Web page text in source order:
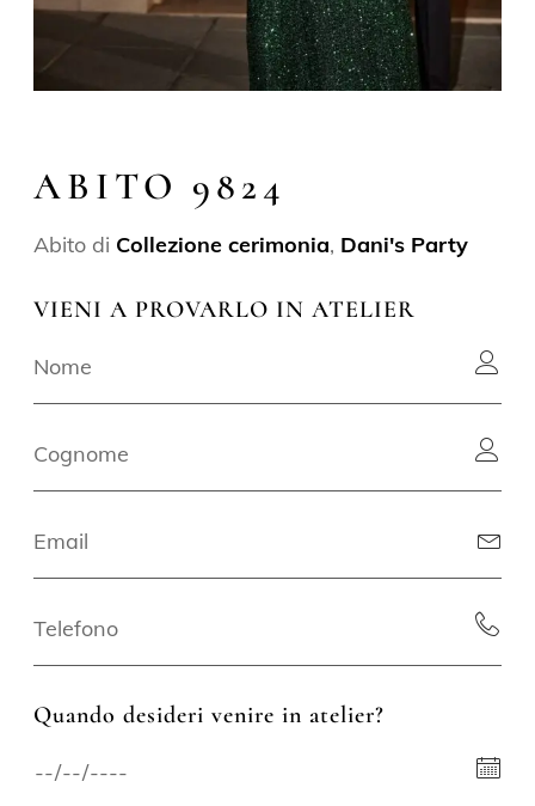
ABITO 9824
Abito di Collezione cerimonia, Dani's Party
VIENI A PROVARLO IN ATELIER
Quando desideri venire in atelier?